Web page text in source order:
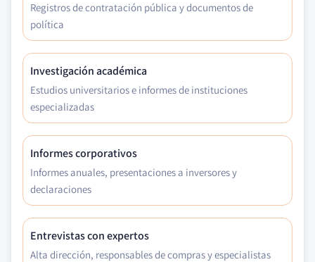
Registros de contratación pública y documentos de
política
Investigación académica
Estudios universitarios e informes de instituciones
especializadas
Informes corporativos
Informes anuales, presentaciones a inversores y
declaraciones
Entrevistas con expertos
Alta dirección, responsables de compras y especialistas